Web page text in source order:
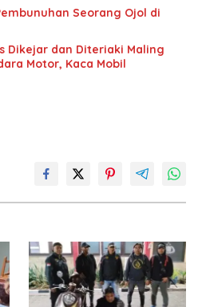
Seorang Ojol di
Dikejar dan Diteriaki Maling
Motor, Kaca Mobil